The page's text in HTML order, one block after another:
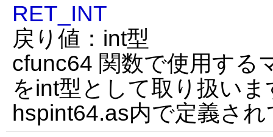
RET_INT
戻り値：int型
cfunc64 関数で使用する
をint型として取り扱い
hspint64.as内で定義さ